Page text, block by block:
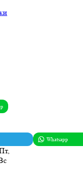
Whatsapp